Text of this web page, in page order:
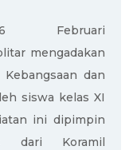
Februari
mengadakan
dan
siswa kelas XI
ini dipimpin
dari Koramil